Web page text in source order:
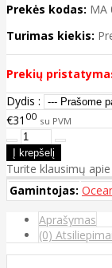
Prekės kodas: MA
Turimas kiekis:
Prekių
Dydis :
€31 00 su PVM
Turite klausimų
Gamintojas:
Aprašymas
(0) Atsiliepimai